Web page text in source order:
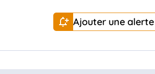
Ajouter une alerte